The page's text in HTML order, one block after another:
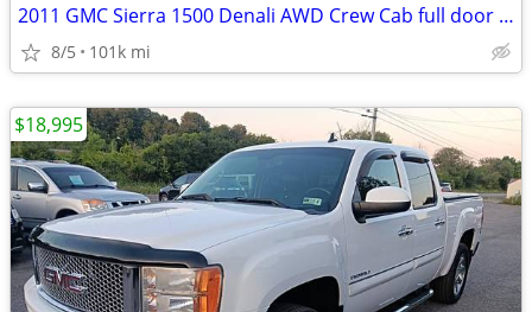
2011 GMC Sierra 1500 Denali AWD Crew Cab full door pickup truck 6.2 8c
8/5 101k mi
$18,995